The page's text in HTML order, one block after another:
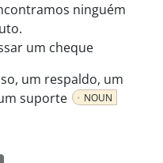
ninguém
um cheque
um respaldo, um
suporte
NOUN